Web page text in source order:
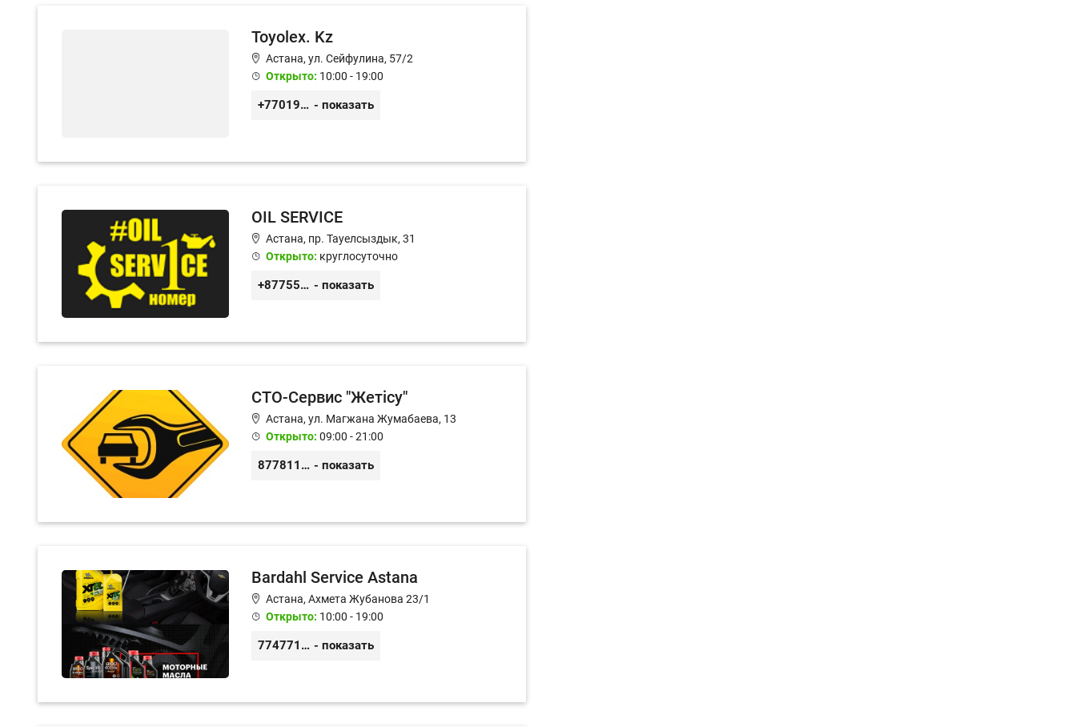
Toyolex. Kz
Астана, ул. Сейфулина, 57/2
Открыто: 10:00 - 19:00
+77019605032 - показать
OIL SERVICE
Астана, пр. Тауелсыздык, 31
Открыто: круглосуточно
+87755511396 - показать
СТО-Сервис "Жетiсу"
Астана, ул. Магжана Жумабаева, 13
Открыто: 09:00 - 21:00
87781117885 - показать
Bardahl Service Astana
Астана, Ахмета Жубанова 23/1
Открыто: 10:00 - 19:00
77477104703 - показать